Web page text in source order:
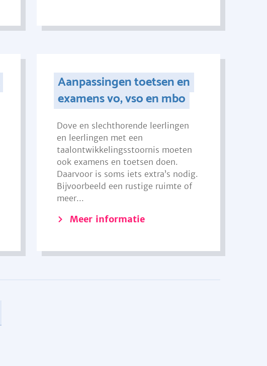
Aanpassingen toetsen en
examens vo, vso en mbo
Dove en slechthorende leerlingen
en leerlingen met een
taalontwikkelingsstoornis moeten
ook examens en toetsen doen.
Daarvoor is soms iets extra’s nodig.
Bijvoorbeeld een rustige ruimte of
meer...
Meer informatie